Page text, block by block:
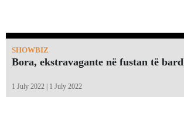
SHOWBIZ
Bora, ekstravagante në fustan të
1 July 2022 | 1 July 2022